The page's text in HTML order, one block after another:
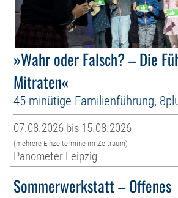
»Wahr oder Falsch? – Die
Mitraten«
45-minütige Familienführung,
07.08.2026 bis 15.08.2026
(mehrere Einzeltermine im Zeitraum)
Panometer Leipzig
Sommerwerkstatt – Offenes